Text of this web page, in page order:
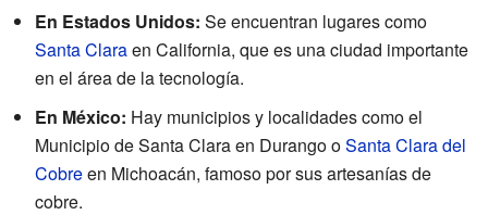
En Estados Unidos: Se encuentran lugares como
Santa Claraen California, que es una ciudad importante
en el área de la tecnología.
En México: Hay municipios y localidades como el
Municipio de Santa Clara en Durango oSanta Clara del
Cobreen Michoacán, famoso por sus artesanías de
cobre.